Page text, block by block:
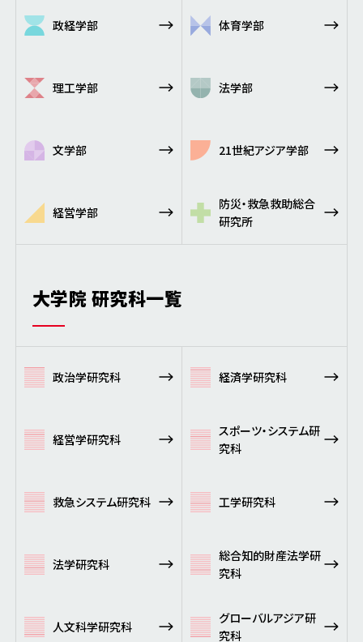
政経学部 体育学部
理工学部 法学部
文学部 21世紀アジア学部
経営学部
防災・救急救助総合
研究所
大学院 研究科一覧
政治学研究科 経済学研究科
経営学研究科
スポーツ・システム研
究科
救急システム研究科 工学研究科
法学研究科
総合知的財産法学研
究科
人文科学研究科
グローバルアジア研
究科